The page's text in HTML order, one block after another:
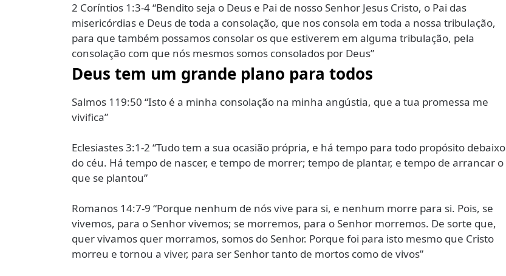
2 Coríntios 1:3-4 “Bendito seja o Deus e Pai de nosso Senhor Jesus Cristo, o Pai das
misericórdias e Deus de toda a consolação, que nos consola em toda a nossa tribulação,
para que também possamos consolar os que estiverem em alguma tribulação, pela
consolação com que nós mesmos somos consolados por Deus”
Deus tem um grande plano para todos
Salmos 119:50 “Isto é a minha consolação na minha angústia, que a tua promessa me
vivifica”
Eclesiastes 3:1-2 “Tudo tem a sua ocasião própria, e há tempo para todo propósito debaixo
do céu. Há tempo de nascer, e tempo de morrer; tempo de plantar, e tempo de arrancar o
que se plantou”
Romanos 14:7-9 “Porque nenhum de nós vive para si, e nenhum morre para si. Pois, se
vivemos, para o Senhor vivemos; se morremos, para o Senhor morremos. De sorte que,
quer vivamos quer morramos, somos do Senhor. Porque foi para isto mesmo que Cristo
morreu e tornou a viver, para ser Senhor tanto de mortos como de vivos”